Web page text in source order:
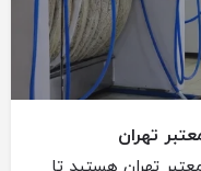
تهران